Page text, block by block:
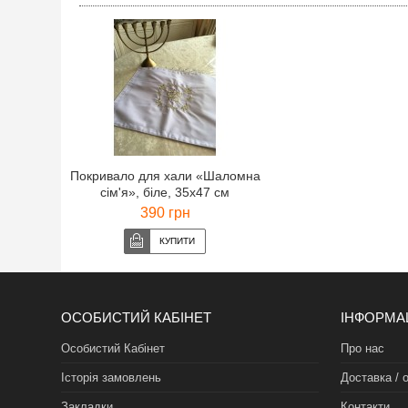
Покривало для хали «Шаломна
сім'я», біле, 35х47 см
390 грн
ОСОБИСТИЙ КАБІНЕТ
Особистий Кабінет
Історія замовлень
Про нас
Доставка /